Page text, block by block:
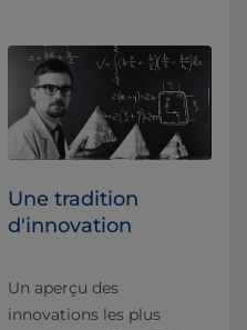
Une tradition
d'innovation
Un aperçu des
innovations les plus